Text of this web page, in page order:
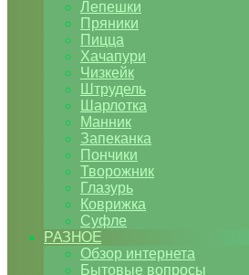
Лепешки
Пряники
Пицца
Хачапури
Чизкейк
Штрудель
Шарлотка
Манник
Запеканка
Пончики
Творожник
Глазурь
Коврижка
Суфле
РАЗНОЕ
Обзор интернета
Бытовые вопросы